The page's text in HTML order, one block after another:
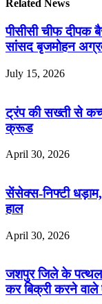
Related News
पीसीसी चीफ दीपक
सांसद बृजमोहन
July 15, 2026
ट्रंप की सख्ती से
क्रूड
April 30, 2026
सेंसेक्स-निफ्टी
हाल
April 30, 2026
जशपुर जिले के
कर बिक्री करने वाले